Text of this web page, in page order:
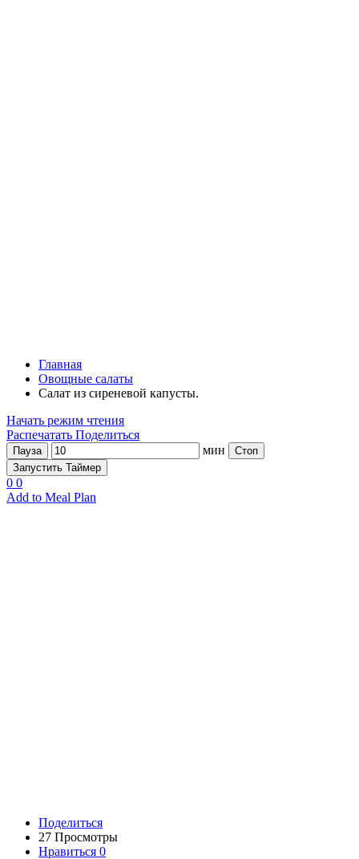
Главная
Овощные салаты
Салат из сиреневой капусты.
Начать режим чтения
Распечатать Поделиться
Пауза мин
Стоп
Запустить Таймер
0 0
Add to Meal Plan
Поделиться
27 Просмотры
Нравиться 0